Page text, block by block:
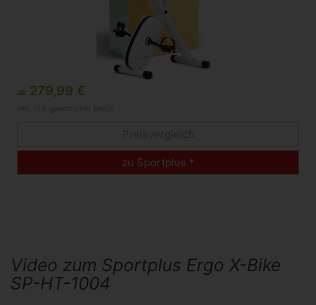
ab 279,99 €
zu Sportplus *
Video zum Sportplus Ergo X-Bike
SP-HT-1004